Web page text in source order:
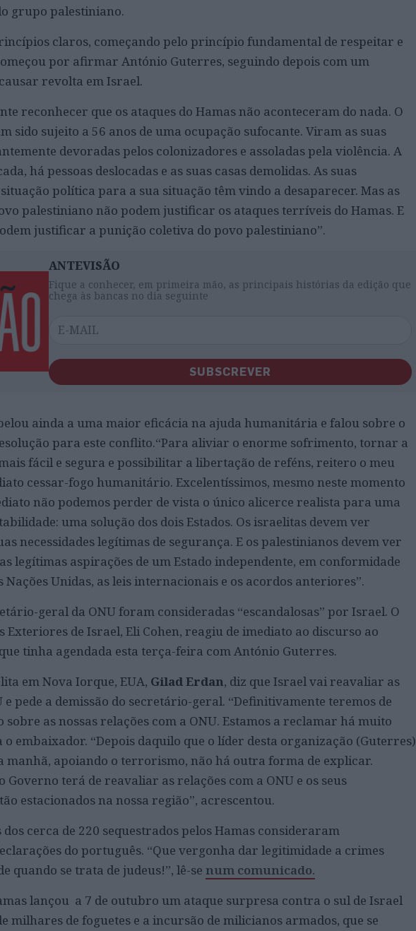
grupo palestiniano.
claros, começando pelo princípio fundamental de respeitar e
por afirmar António Guterres, seguindo depois com um
revolta em Israel.
reconhecer que os ataques do Hamas não aconteceram do nada. O
sido sujeito a 56 anos de uma ocupação sufocante. Viram as suas
devoradas pelos colonizadores e assoladas pela violência. A
há pessoas deslocadas e as suas casas demolidas. As suas
política para a sua situação têm vindo a desaparecer. Mas as
palestiniano não podem justificar os ataques terríveis do Hamas. E
justificar a punição coletiva do povo palestiniano”.
ANTEVISÃO
Fique a conhecer, em primeira mão, as principais histórias da edição que
chega às bancas no dia seguinte
SUBSCREVER
ainda a uma maior eficácia na ajuda humanitária e falou sobre o
para este conflito.“Para aliviar o enorme sofrimento, tornar a
fácil e segura e possibilitar a libertação de reféns, reitero o meu
cessar-fogo humanitário. Excelentíssimos, mesmo neste momento
não podemos perder de vista o único alicerce realista para uma
uma solução dos dois Estados. Os israelitas devem ver
necessidades legítimas de segurança. E os palestinianos devem ver
legítimas aspirações de um Estado independente, em conformidade
Nações Unidas, as leis internacionais e os acordos anteriores”.
geral da ONU foram consideradas “escandalosas” por Israel. O
Exteriores de Israel, Eli Cohen, reagiu de imediato ao discurso ao
tinha agendada esta terça-feira com António Guterres.
em Nova Iorque, EUA, Gilad Erdan, diz que Israel vai reavaliar as
e pede a demissão do secretário-geral. “Definitivamente teremos de
as nossas relações com a ONU. Estamos a reclamar há muito
o embaixador. “Depois daquilo que o líder desta organização (Guterres)
manhã, apoiando o terrorismo, não há outra forma de explicar.
Governo terá de reavaliar as relações com a ONU e os seus
estacionados na nossa região”, acrescentou.
cerca de 220 sequestrados pelos Hamas consideraram
do português. “Que vergonha dar legitimidade a crimes
quando se trata de judeus!”, lê-se num comunicado.
lançou a 7 de outubro um ataque surpresa contra o sul de Israel
milhares de foguetes e a incursão de milicianos armados, que se